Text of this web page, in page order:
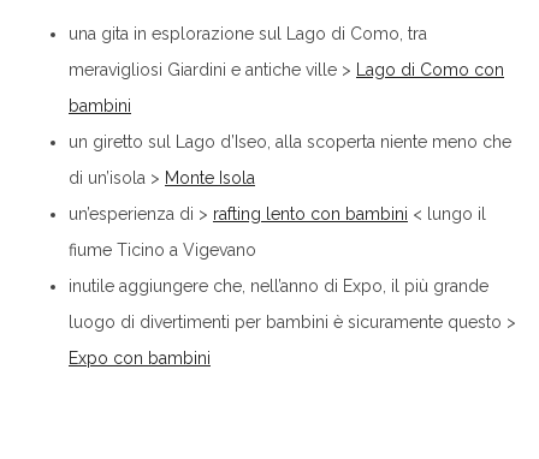
una gita in esplorazione sul Lago di Como, tra
meravigliosi Giardini e antiche ville > Lago di Como con
bambini
un giretto sul Lago d’Iseo, alla scoperta niente meno che
di un’isola > Monte Isola
un’esperienza di > rafting lento con bambini < lungo il
fiume Ticino a Vigevano
inutile aggiungere che, nell’anno di Expo, il più grande
luogo di divertimenti per bambini è sicuramente questo >
Expo con bambini